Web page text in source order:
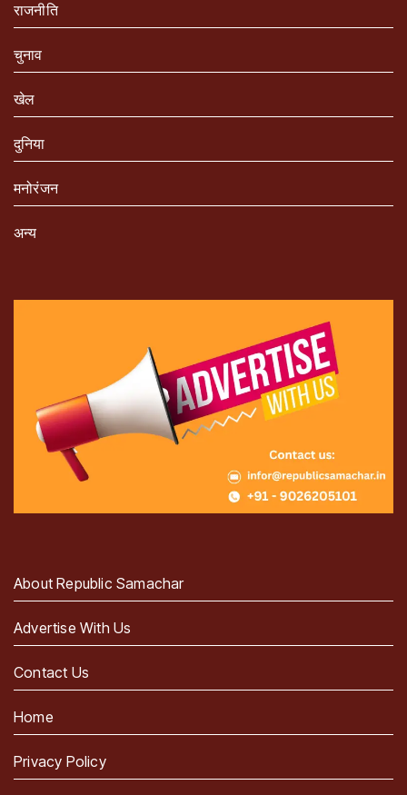
राजनीति
चुनाव
खेल
दुनिया
मनोरंजन
अन्य
About Republic Samachar
Advertise With Us
Contact Us
Home
Privacy Policy